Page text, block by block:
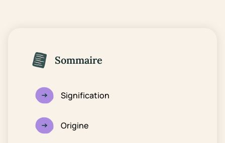
Sommaire
Signification
Origine